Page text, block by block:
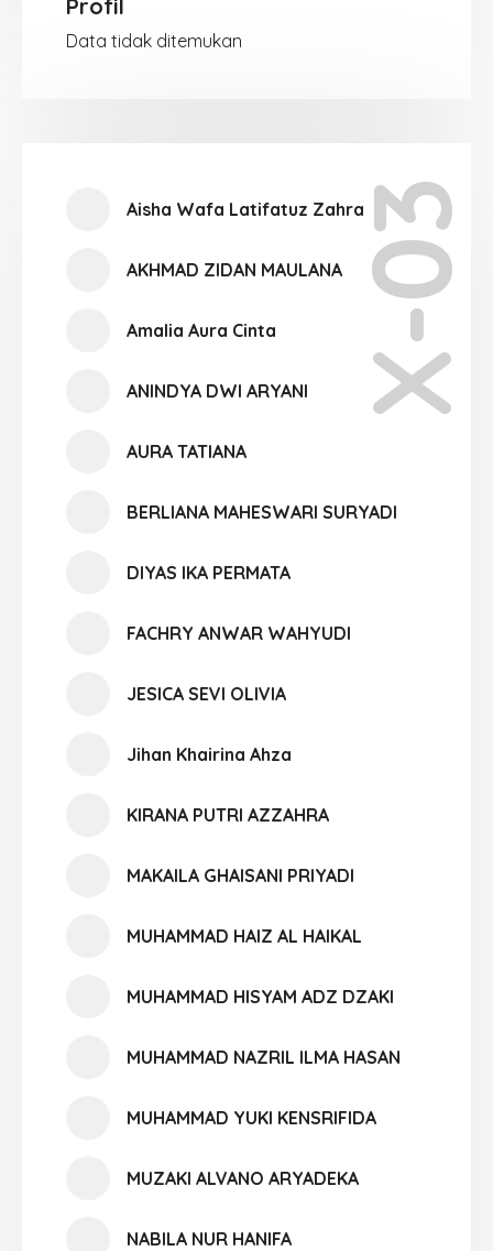
Profil
Data tidak ditemukan
X-03
Aisha Wafa Latifatuz Zahra
AKHMAD ZIDAN MAULANA
Amalia Aura Cinta
ANINDYA DWI ARYANI
AURA TATIANA
BERLIANA MAHESWARI SURYADI
DIYAS IKA PERMATA
FACHRY ANWAR WAHYUDI
JESICA SEVI OLIVIA
Jihan Khairina Ahza
KIRANA PUTRI AZZAHRA
MAKAILA GHAISANI PRIYADI
MUHAMMAD HAIZ AL HAIKAL
MUHAMMAD HISYAM ADZ DZAKI
MUHAMMAD NAZRIL ILMA HASAN
MUHAMMAD YUKI KENSRIFIDA
MUZAKI ALVANO ARYADEKA
NABILA NUR HANIFA